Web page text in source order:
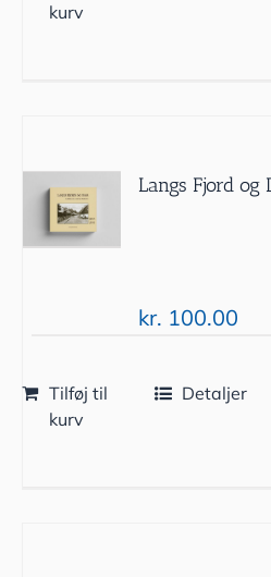
kurv
Langs Fjord
kr. 100.00
Tilføj til
kurv
Detaljer